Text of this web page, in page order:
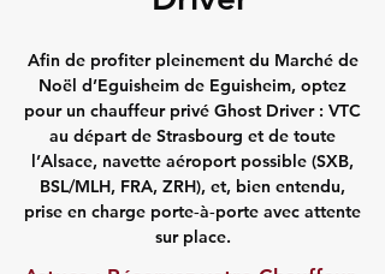
Afin de profiter pleinement du Marché de
Noël d’Eguisheim de Eguisheim, optez
pour un chauffeur privé Ghost Driver : VTC
au départ de Strasbourg et de toute
l’Alsace, navette aéroport possible (SXB,
BSL/MLH, FRA, ZRH), et, bien entendu,
prise en charge porte‑à‑porte avec attente
sur place.